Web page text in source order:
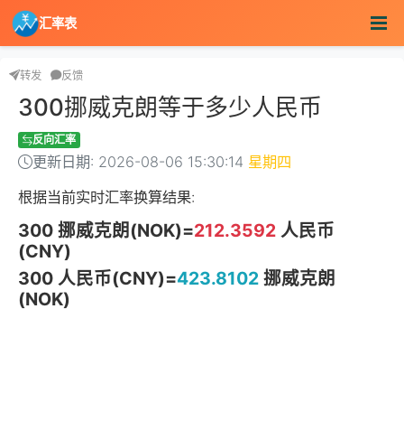
汇率表
转发 反馈
300挪威克朗等于多少人民币
反向汇率
更新日期: 2026-08-06 15:30:14 星期四
根据当前实时汇率换算结果:
300 挪威克朗(NOK)=212.3592人民币
(CNY)
300 人民币(CNY)=423.8102挪威克朗
(NOK)